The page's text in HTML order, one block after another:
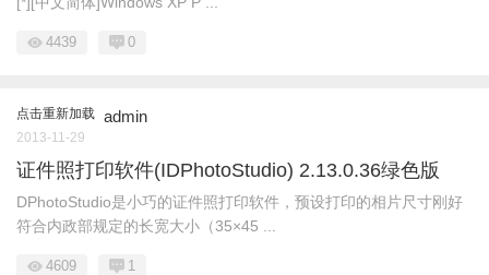
4439 0
点击重新加载 admin
2013-11-29
证件照打印软件(IDPhotoStudio) 2.13.0.36绿色版
DPhotoStudio是小巧的证件照打印软件，预设打印的相片尺寸刚好
符合内政部规定的长宽大小（35×45 ...
4609 1